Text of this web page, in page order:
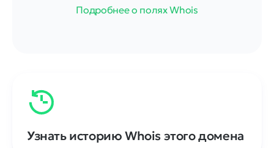
Подробнее о полях Whois
Узнать историю Whois этого домена